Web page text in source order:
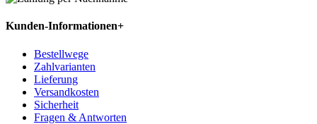
Kunden-Informationen+
Bestellwege
Zahlvarianten
Lieferung
Versandkosten
Sicherheit
Fragen & Antworten